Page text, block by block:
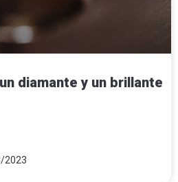
diamante y un brillante
2023